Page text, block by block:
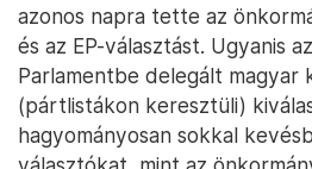
azonos napra tette az
és az EP-választást. Ugyanis
Parlamentbe delegált magyar
(pártlistákon keresztüli)
hagyományosan sokkal